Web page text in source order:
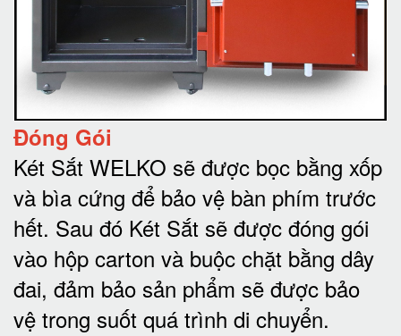
Đóng Gói
Két Sắt WELKO sẽ được bọc bằng xốp
và bìa cứng để bảo vệ bàn phím trước
hết. Sau đó Két Sắt sẽ được đóng gói
vào hộp carton và buộc chặt bằng dây
đai, đảm bảo sản phẩm sẽ được bảo
vệ trong suốt quá trình di chuyển.